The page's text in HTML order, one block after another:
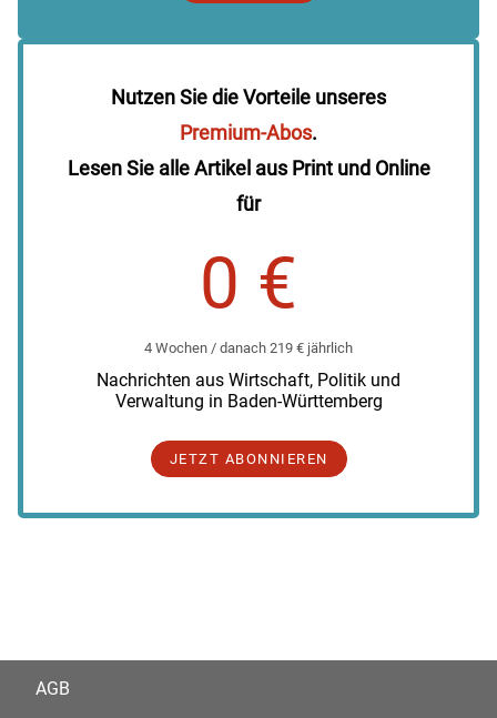
Nutzen Sie die Vorteile unseres
Premium-Abos.
Lesen Sie alle Artikel aus Print und Online
für
0 €
4 Wochen / danach 219 € jährlich
Nachrichten aus Wirtschaft, Politik und
Verwaltung in Baden-Württemberg
JETZT ABONNIEREN
AGB